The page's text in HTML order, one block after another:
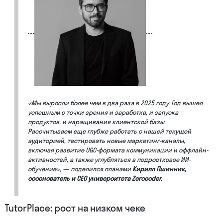
«Мы выросли более чем в два раза в 2025 году. Год вышел
успешным с точки зрения и заработка, и запуска
продуктов, и наращивания клиентской базы.
Рассчитываем еще глубже работать с нашей текущей
аудиторией, тестировать новые маркетинг-каналы,
включая развитие UGC-формата коммуникации и оффлайн-
активностей, а также углубляться в подростковое ИИ-
обучение», — поделился планамиКирилл Пшинник,
сооснователь и CEO университета Zerocoder.
TutorPlace: рост на низком чеке